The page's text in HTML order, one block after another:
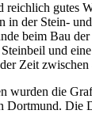
gutes
in der Stein-
beim Bau
und
Zeit
wurden die
Dortmund. Die